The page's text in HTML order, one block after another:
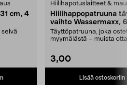
cm, 4
Hiilihapotuslaitteet &
Hiilihappopatruuna
vaihto Wassermaxx,
Täyttöpatruuna, joka
myymälästä – muista
3,00
Lisää ostoskoriin